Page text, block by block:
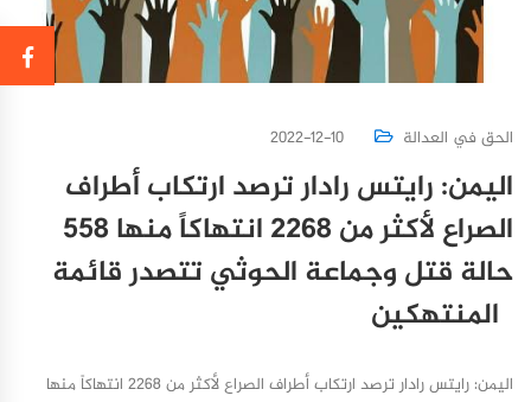
2022-12-10 الحق في العدالة
اليمن: رايتس رادار ترصد ارتكاب أطراف
الصراع لأكثر من 2268 انتهاكاً منها 558
حالة قتل وجماعة الحوثي تتصدر قائمة
اليمن: رايتس رادار ترصد ارتكاب أطراف الصراع لأكثر من 2268 انتهاكاً منها